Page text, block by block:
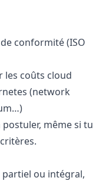
conformité (ISO
les coûts cloud
(network
postuler, même si tu
ou intégral,